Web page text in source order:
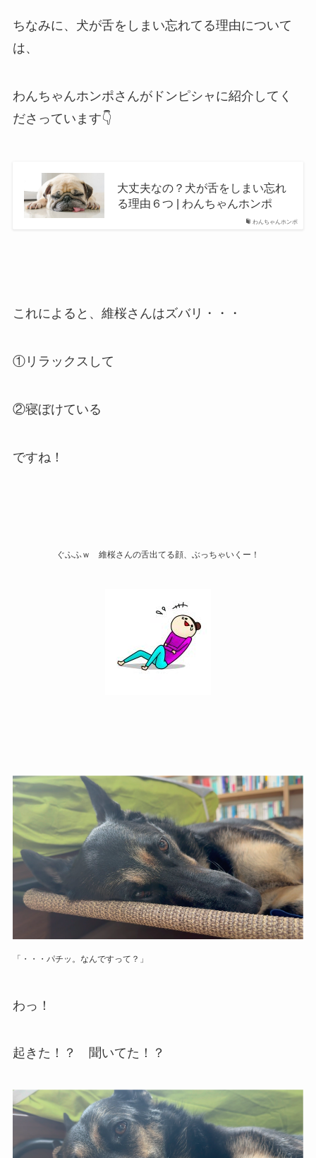
ちなみに、犬が舌をしまい忘れてる理由について
は、
わんちゃんホンポさんがドンピシャに紹介してく
ださっています👇
わんちゃんホンポ
大丈夫なの？犬が舌をしまい忘れ
る理由６つ | わんちゃんホンポ
これによると、維桜さんはズバリ・・・
①リラックスして
②寝ぼけている
ですね！
ぐふふｗ 維桜さんの舌出てる顔、ぶっちゃいくー！
「・・・パチッ。なんですって？」
わっ！
起きた！？ 聞いてた！？